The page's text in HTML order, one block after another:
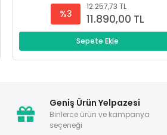
%3
12.257,73 TL
11.890,00 TL
Sepete Ekle
Geniş Ürün Yelpazesi
Binlerce ürün ve kampanya
seçeneği